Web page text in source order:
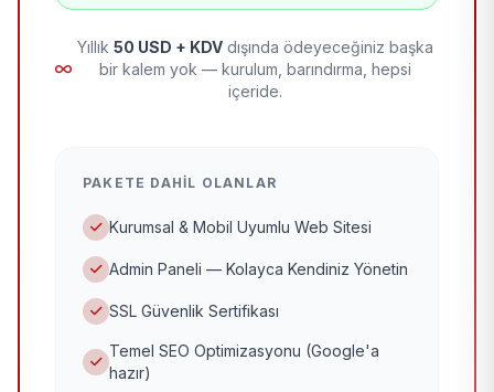
Yıllık 50 USD + KDV dışında ödeyeceğiniz başka
bir kalem yok — kurulum, barındırma, hepsi
içeride.
PAKETE DAHIL OLANLAR
Kurumsal & Mobil Uyumlu Web Sitesi
Admin Paneli — Kolayca Kendiniz Yönetin
SSL Güvenlik Sertifikası
Temel SEO Optimizasyonu (Google'a
hazır)